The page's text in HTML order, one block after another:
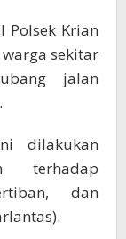
Polsek Krian
sekitar
jalan
dilakukan
terhadap
dan